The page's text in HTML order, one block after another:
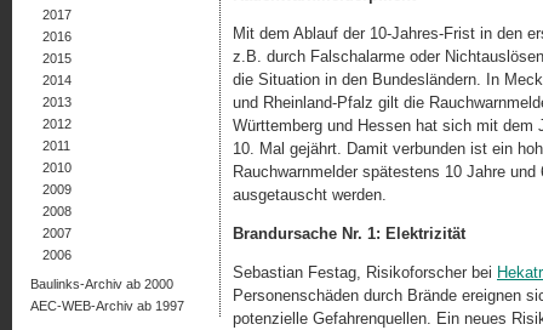
Mit dem Ablauf der 10-Jahres-Frist in den
z.B. durch Falschalarme oder
die Situation in den Bundesländern. In
und Rheinland-Pfalz gilt die
Württemberg und Hessen hat sich mit dem
10. Mal gejährt. Damit verbunden ist ein
Rauchwarnmelder spätestens 10 Jahre
ausgetauscht werden.
Brandursache Nr. 1: Elektrizität
Sebastian Festag, Risikoforscher bei
Personenschäden durch Brände ereignen
potenzielle Gefahrenquellen. Ein neues
2017
2016
2015
2014
2013
2012
2011
2010
2009
2008
2007
2006
Baulinks-Archiv ab 2000
AEC-WEB-Archiv ab 1997